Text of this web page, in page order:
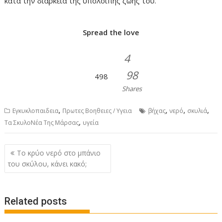
Spread the love
498
4
98
Shares
Εγκυκλοπαιδεια, Πρωτες Βοηθειες / Υγεια βήχας,νερό, σκυλιά,
Τα ΣκυλοΝέα Της Μάρσας, υγεία
P
o
n
a
Το κρύο νερό στο μπάνιο
του σκύλου, κάνει κακό;
Related posts